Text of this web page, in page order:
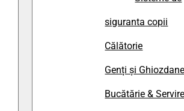
siguranta copii
Călătorie
Genți și Ghiozdane
Bucătărie & Servire